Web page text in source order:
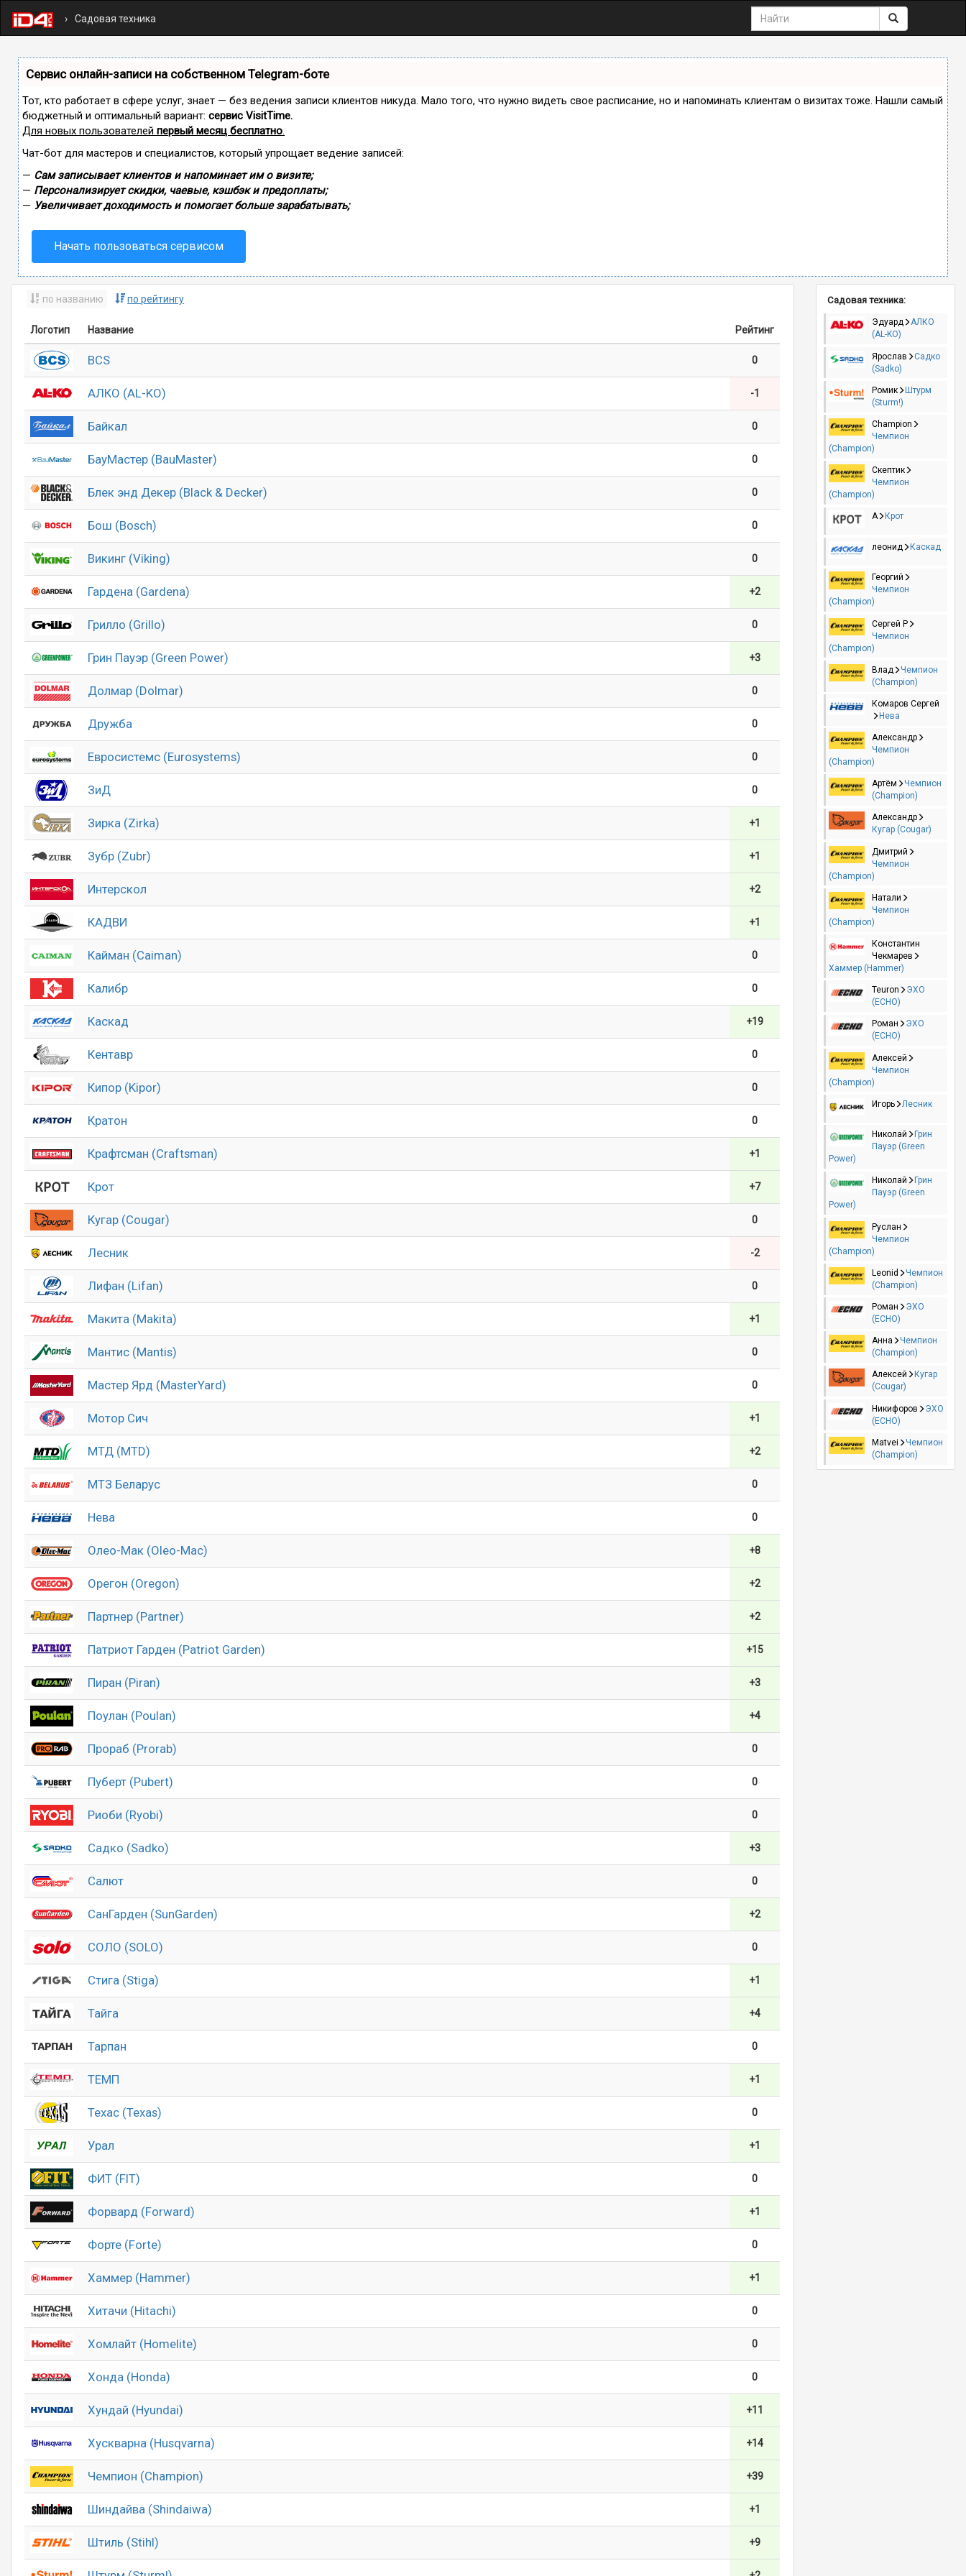
Садовая техника
Сервис онлайн-записи на собственном Telegram-боте
Тот, кто работает в сфере услуг, знает — без ведения записи клиентов никуда. Мало того, что нужно видеть свое расписание, но и напоминать клиентам о визитах тоже. Нашли самый
бюджетный и оптимальный вариант: сервис VisitTime.
Для новых пользователей первый месяц бесплатно.
Чат-бот для мастеров и специалистов, который упрощает ведение записей:
— Сам записывает клиентов и напоминает им о визите;
— Персонализирует скидки, чаевые, кэшбэк и предоплаты;
— Увеличивает доходимость и помогает больше зарабатывать;
Начать пользоваться сервисом
по названию по рейтингу
Логотип Название Рейтинг
BCS 0
АЛКО (AL-KO) -1
Байкал 0
БауМастер (BauMaster) 0
Блек энд Декер (Black & Decker) 0
Бош (Bosch) 0
Викинг (Viking) 0
Гардена (Gardena) +2
Грилло (Grillo) 0
Грин Пауэр (Green Power) +3
Долмар (Dolmar) 0
Дружба 0
Евросистемс (Eurosystems) 0
ЗиД 0
Зирка (Zirka) +1
Зубр (Zubr) +1
Интерскол +2
КАДВИ +1
Кайман (Caiman) 0
Калибр 0
Каскад +19
Кентавр 0
Кипор (Kipor) 0
Кратон 0
Крафтсман (Craftsman) +1
Крот +7
Кугар (Cougar) 0
Лесник -2
Лифан (Lifan) 0
Макита (Makita) +1
Мантис (Mantis) 0
Мастер Ярд (MasterYard) 0
Мотор Сич +1
МТД (MTD) +2
МТЗ Беларус 0
Нева 0
Олео-Мак (Oleo-Mac) +8
Орегон (Oregon) +2
Партнер (Partner) +2
Патриот Гарден (Patriot Garden) +15
Пиран (Piran) +3
Поулан (Poulan) +4
Прораб (Prorab) 0
Пуберт (Pubert) 0
Риоби (Ryobi) 0
Садко (Sadko) +3
Салют 0
СанГарден (SunGarden) +2
СОЛО (SOLO) 0
Стига (Stiga) +1
Тайга +4
Тарпан 0
ТЕМП +1
Техас (Texas) 0
Урал +1
ФИТ (FIT) 0
Форвард (Forward) +1
Форте (Forte) 0
Хаммер (Hammer) +1
Хитачи (Hitachi) 0
Хомлайт (Homelite) 0
Хонда (Honda) 0
Хундай (Hyundai) +11
Хускварна (Husqvarna) +14
Чемпион (Champion) +39
Шиндайва (Shindaiwa) +1
Штиль (Stihl) +9
Садовая техника:
Эдуард
АЛКО
(AL-KO)
Ярослав
Садко
(Sadko)
Ромик
Штурм
(Sturm!)
Champion
Чемпион
(Champion)
Скептик
Чемпион
(Champion)
А Крот
леонид Каскад
Георгий
Чемпион
(Champion)
Сергей Р
Чемпион
(Champion)
Влад
Чемпион
(Champion)
Комаров Сергей
Нева
Александр
Чемпион
(Champion)
Артём
Чемпион
(Champion)
Александр
Кугар (Cougar)
Дмитрий
Чемпион
(Champion)
Натали
Чемпион
(Champion)
Константин
Чекмарев
Хаммер (Hammer)
Teuron
ЭХО
(ECHO)
Роман
ЭХО
(ECHO)
Алексей
Чемпион
(Champion)
Игорь Лесник
Николай
Грин
Пауэр (Green
Power)
Николай
Грин
Пауэр (Green
Power)
Руслан
Чемпион
(Champion)
Leonid
Чемпион
(Champion)
Роман
ЭХО
(ECHO)
Анна
Чемпион
(Champion)
Алексей
Кугар
(Cougar)
Никифоров
ЭХО
(ECHO)
Matvei
Чемпион
(Champion)